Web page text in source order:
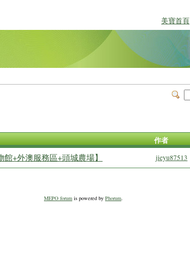
美寶首頁
作者
+外澳服務區+頭城農場】 jieyu87513
MEPO forum is powered by Phorum.